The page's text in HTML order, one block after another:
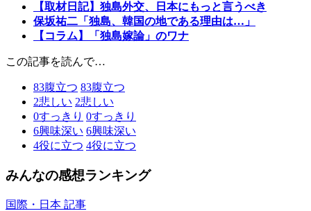
【取材日記】独島外交、日本にもっと言うべき
保坂祐二「独島、韓国の地である理由は…」
【コラム】「独島嫁論」のワナ
この記事を読んで…
83腹立つ 83腹立つ
2悲しい 2悲しい
0すっきり 0すっきり
6興味深い 6興味深い
4役に立つ 4役に立つ
みんなの感想ランキング
国際・日本 記事